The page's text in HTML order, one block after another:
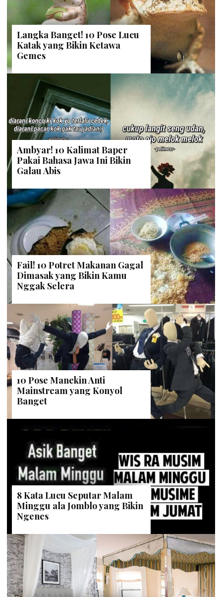
Langka Banget! 10 Pose Lucu
Katak yang Bikin Ketawa
Gemes
Ambyar! 10 Kalimat Baper
Pakai Bahasa Jawa Ini Bikin
Galau Abis
Fail! 10 Potret Makanan Gagal
Dimasak yang Bikin Kamu
Nggak Selera
10 Pose Manekin Anti
Mainstream yang Konyol
Banget
8 Kata Lucu Seputar Malam
Minggu ala Jomblo yang Bikin
Ngenes